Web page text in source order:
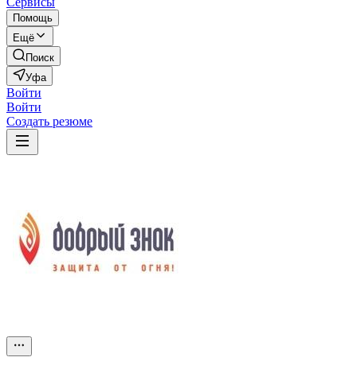
Помощь
Ещё
Поиск
Уфа
Войти
Войти
Создать резюме